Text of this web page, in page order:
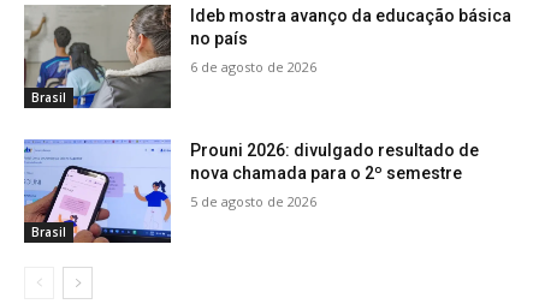
Brasil
Ideb mostra avanço da educação básica
no país
6 de agosto de 2026
Brasil
Prouni 2026: divulgado resultado de
nova chamada para o 2º semestre
5 de agosto de 2026